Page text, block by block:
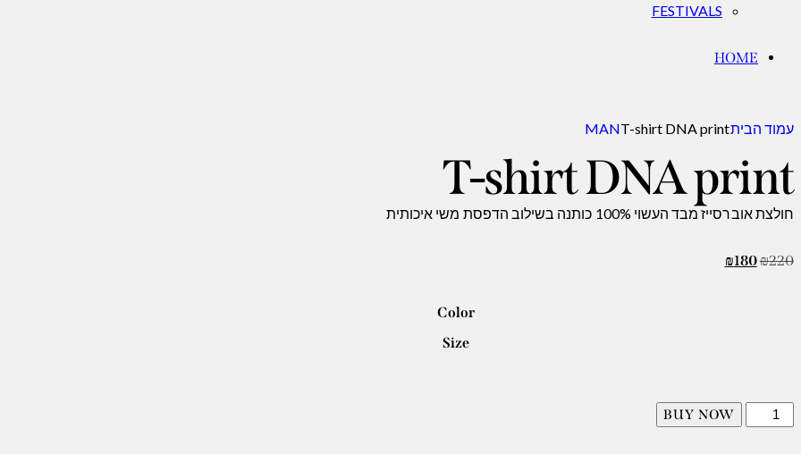
FESTIVALS
HOME
עמוד הבית MANT-shirt DNA print
T-shirt DNA print
חולצת אוברסייז מבד העשוי 100% כותנה בשילוב הדפסת משי איכותית
₪220
₪180
Color
Size
BUY NOW